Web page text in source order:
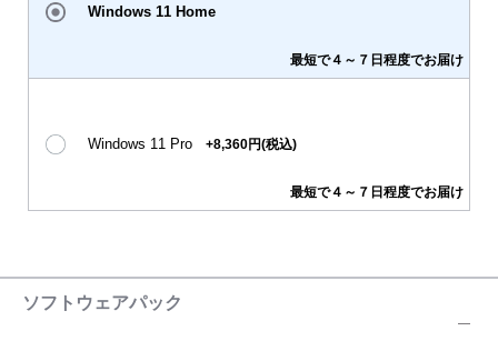
最短で４～７日程度でお届け
Windows 11 Home
最短で４～７日程度でお届け
Windows 11 Pro +8,360円(税込)
ソフトウェアパック